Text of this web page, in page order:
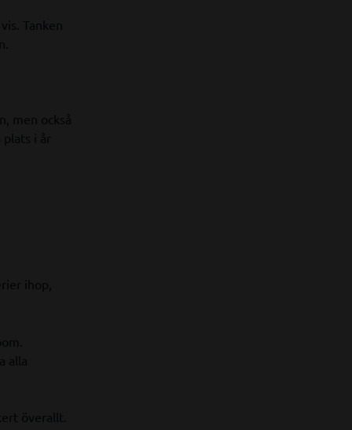
Tanken
men också
plats i år
ihop,
alla
överallt.